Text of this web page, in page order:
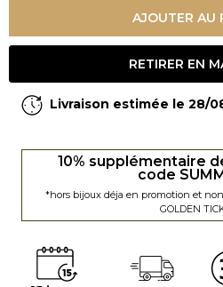
AJOUTER AU
RETIRER EN
Livraison estimée le 28/
10% supplémentaire
code
*hors bijoux déja en promotion et
GOLDEN